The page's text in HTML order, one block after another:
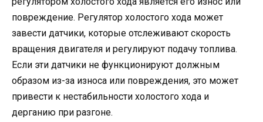
повреждение. Регулятор холостого хода может
завести датчики, которые отслеживают скорость
вращения двигателя и регулируют подачу топлива.
Если эти датчики не функционируют должным
образом из-за износа или повреждения, это может
привести к нестабильности холостого хода и
дерганию при разгоне.